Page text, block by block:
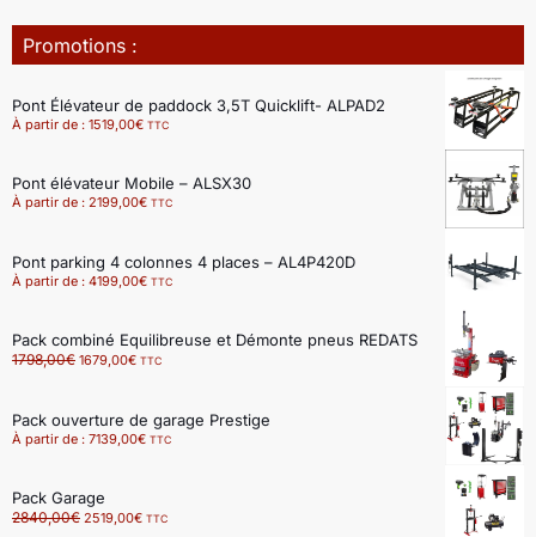
Promotions :
Pont Élévateur de paddock 3,5T Quicklift- ALPAD2
À partir de : 1519,00€ TTC
Pont élévateur Mobile – ALSX30
À partir de : 2199,00€ TTC
Pont parking 4 colonnes 4 places – AL4P420D
À partir de : 4199,00€ TTC
Pack combiné Equilibreuse et Démonte pneus REDATS
1798,00€ 1679,00€ TTC
Pack ouverture de garage Prestige
À partir de : 7139,00€ TTC
Pack Garage
2840,00€ 2519,00€ TTC